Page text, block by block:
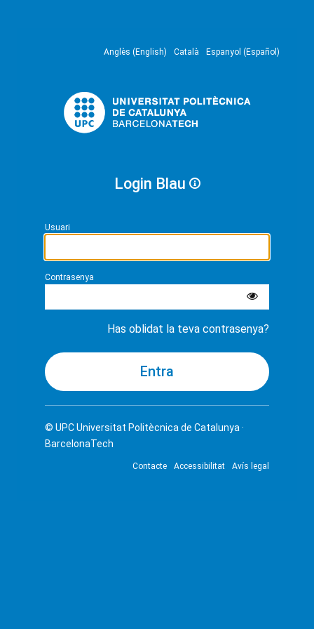
Anglès (English) Català Espanyol (Español)
Login Blau
Usuari
Contrasenya
Has oblidat la teva contrasenya?
© UPCUniversitat Politècnica de Catalunya ·
BarcelonaTech
Contacte Accessibilitat Avís legal